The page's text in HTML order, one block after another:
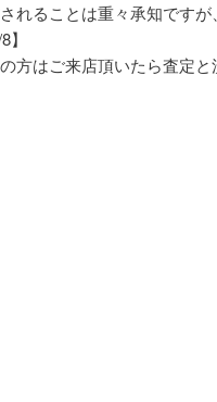
れることは重々承知です
方はご来店頂いたら査定と